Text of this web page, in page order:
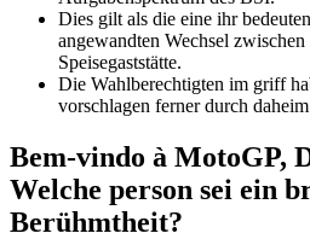
Dies gilt als die eine ihr
angewandten Wechsel
Speisegaststätte.
Die Wahlberechtigten im griff
vorschlagen ferner durch
Bem-vindo à MotoGP,
Welche person sei ein
Berühmtheit?